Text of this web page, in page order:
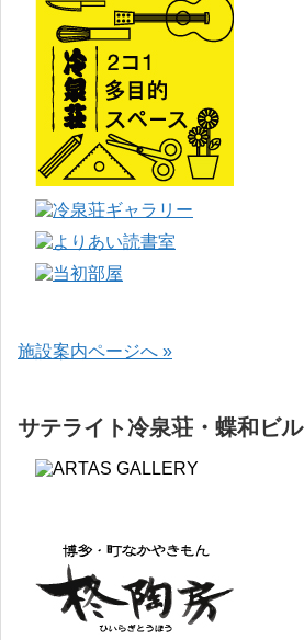
施設案内ページへ »
サテライト冷泉荘・蝶和ビル